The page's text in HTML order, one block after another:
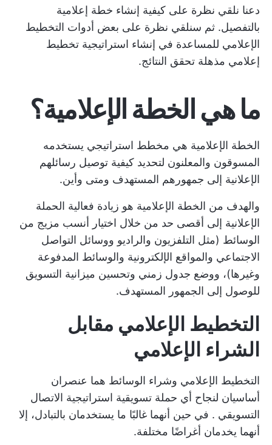
دعنا نلقي نظرة على كيفية إنشاء خطة إعلامية
بالتفصيل. ثم سنلقي نظرة على بعض أدوات التخطيط
الإعلامي للمساعدة في إنشاء استراتيجية تخطيط
إعلامي مذهلة تحقق النتائج.
ما هي الخطة الإعلامية؟
الخطة الإعلامية هي مخطط استراتيجي يستخدمه
المسوقون والمعلنون لتحديد كيفية توصيل رسائلهم
الإعلانية إلى جمهورهم المستهدف ومتى وأين.
والهدف من الخطة الإعلامية هو زيادة فعالية الحملة
الإعلانية إلى أقصى حد من خلال اختيار أنسب مزيج من
الوسائط (مثل التلفزيون والراديو ووسائل التواصل
الاجتماعي والمواقع الإلكترونية والوسائط المدفوعة
وغيرها)، ووضع جدول زمني وتحسين ميزانية التسويق
للوصول إلى الجمهور المستهدف.
التخطيط الإعلامي مقابل
الشراء الإعلامي
التخطيط الإعلامي وشراء الوسائط هما عنصران
أساسيان لنجاح أي حملة تسويقية استراتيجية الاتصال
التسويقي . في حين أنهما غالبًا ما يستخدمان بالتبادل، إلا
أنهما يخدمان أغراضًا مختلفة.